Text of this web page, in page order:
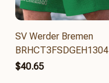
SV Werder Bremen
BRHCT3FSDGEH1304
$40.65